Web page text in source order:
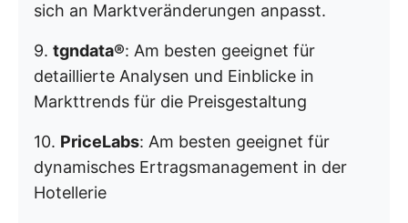
sich an Marktveränderungen anpasst.
9. tgndata®: Am besten geeignet für
detaillierte Analysen und Einblicke in
Markttrends für die Preisgestaltung
10. PriceLabs: Am besten geeignet für
dynamisches Ertragsmanagement in der
Hotellerie